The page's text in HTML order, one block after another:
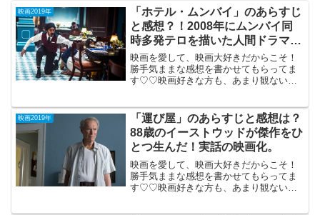
映画2019年
「ホテル・ムンバイ」のあらすじ
と感想？！2008年にムンバイ同
時多発テロを描いた人間ドラマの
秀作。
映画を愛して、映画大好きだからこそ！
勝手気ままな感想を書かせてもらってま
す♡♡映画好きな方も、あまり観ない方
公開（123分）2008年にムンバイで起...
映画2019年
「運び屋」のあらすじと感想は？
88歳のイーストウッドが傑作をひ
とつ生んだ！実話の映画化。
映画を愛して、映画大好きだからこそ！
勝手気ままな感想を書かせてもらってま
す♡♡映画好きな方も、あまり観ない方